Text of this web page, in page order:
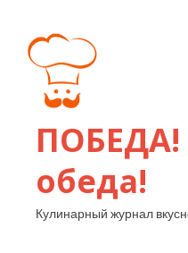
ПОБЕДА!
обеда!
Кулинарный журнал